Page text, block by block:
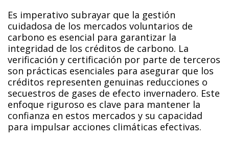
Es imperativo subrayar que la gestión
cuidadosa de los mercados voluntarios de
carbono es esencial para garantizar la
integridad de los créditos de carbono. La
verificación y certificación por parte de terceros
son prácticas esenciales para asegurar que los
créditos representen genuinas reducciones o
secuestros de gases de efecto invernadero. Este
enfoque riguroso es clave para mantener la
confianza en estos mercados y su capacidad
para impulsar acciones climáticas efectivas.